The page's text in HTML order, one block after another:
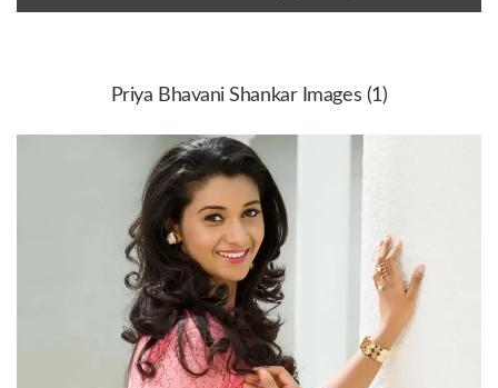
Priya Bhavani Shankar Images (1)